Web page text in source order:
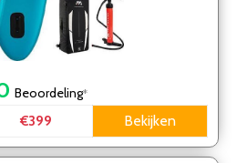
Beoordeling*
€399 Bekijken